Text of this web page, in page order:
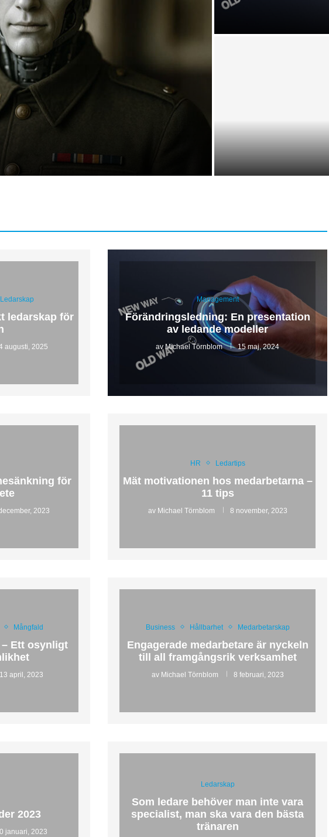
ledarskap för framtiden
presentation av ledande
Ledarskap
ledarskap för
augusti, 2025
Management
Förändringsledning: En presentation
av ledande modeller
avMichael Törnblom 15 maj, 2024
för
2023
HR Ledartips
Mät motivationen hos medarbetarna –
11 tips
av Michael Törnblom 8 november, 2023
Mångfald
Ett osynligt
13 april, 2023
Business Hållbarhet Medarbetarskap
Engagerade medarbetare är nyckeln
till all framgångsrik verksamhet
av Michael Törnblom 8 februari, 2023
2023
januari, 2023
Ledarskap
Som ledare behöver man inte vara
specialist, man ska vara den bästa
tränaren